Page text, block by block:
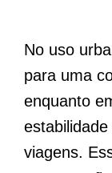
No uso
para uma
enquanto
viagens.